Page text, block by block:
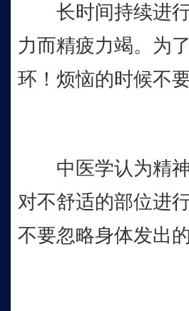
长时间持续进行
力而精疲力竭。为
环！烦恼的时候不
中医学认为精神
对不舒适的部位进
不要忽略身体发出